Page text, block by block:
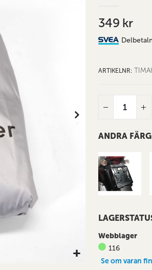
349 kr
ARTIKELNR
ANDRA
Webblager
116
Se om varan